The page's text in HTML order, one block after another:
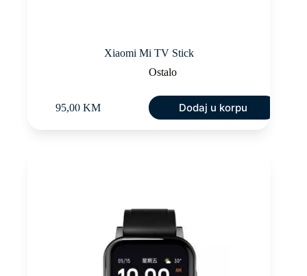
Xiaomi Mi TV Stick
Ostalo
95,00 KM Dodaj u korpu